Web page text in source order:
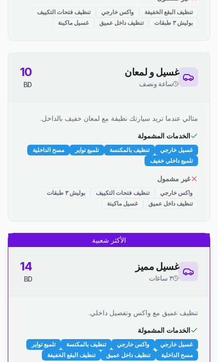
تنظيف البقع الخفيفة واكس خارجي
تنظيف فتحات التكييف
بوليش ٣ طبقات
تنظيف داخل عميق غسيل ماكينة
غسيل و لمعان
ساعة ونصف
10
BD
مثالي عندما تريد سيارتك نظيفة مع لمعان خفيف بالداخل.
الخدمات المشمولة
غسيل خارجي تنظيف بالمكنسة تلميع تواير
مسح الداخلية
تلميع داخلي خفيف
غير مشمول
واكس خارجي تنظيف فتحات التكييف
بوليش ٣ طبقات
تنظيف داخل عميق
غسيل ماكينة
الأكثر شعبية
غسيل مميز
٣ ساعات
14
BD
تنظيف عميق مع واكس وتفصيل داخلي.
الخدمات المشمولة
غسيل خارجي واكس خارجي تنظيف بالمكنسة
تلميع تواير
مسح الداخلية
تنظيف داخل عميق تنظيف البقع الخفيفة